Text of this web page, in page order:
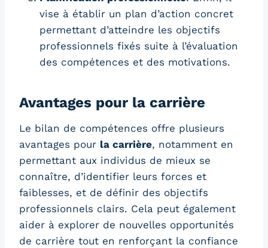
vise à établir un plan d’action concret
permettant d’atteindre les objectifs
professionnels fixés suite à l’évaluation
des compétences et des motivations.
Avantages pour la carrière
Le bilan de compétences offre plusieurs
avantages pour la carrière, notamment en
permettant aux individus de mieux se
connaître, d’identifier leurs forces et
faiblesses, et de définir des objectifs
professionnels clairs. Cela peut également
aider à explorer de nouvelles opportunités
de carrière tout en renforçant la confiance